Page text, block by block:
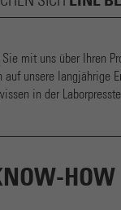
mit uns über Ihren
auf unsere langjährige
in der
HOW